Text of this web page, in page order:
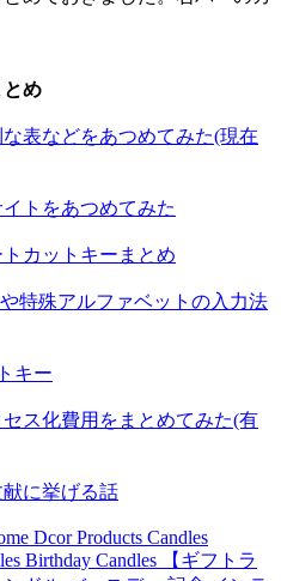
とめ
表などをあつめてみた(現在
トをあつめてみた
カットキーまとめ
特殊アルファベットの入力法
キー
ス化費用をまとめてみた(有
献に挙げる話
Dcor Products Candles
Birthday Candles 【ギフトラ